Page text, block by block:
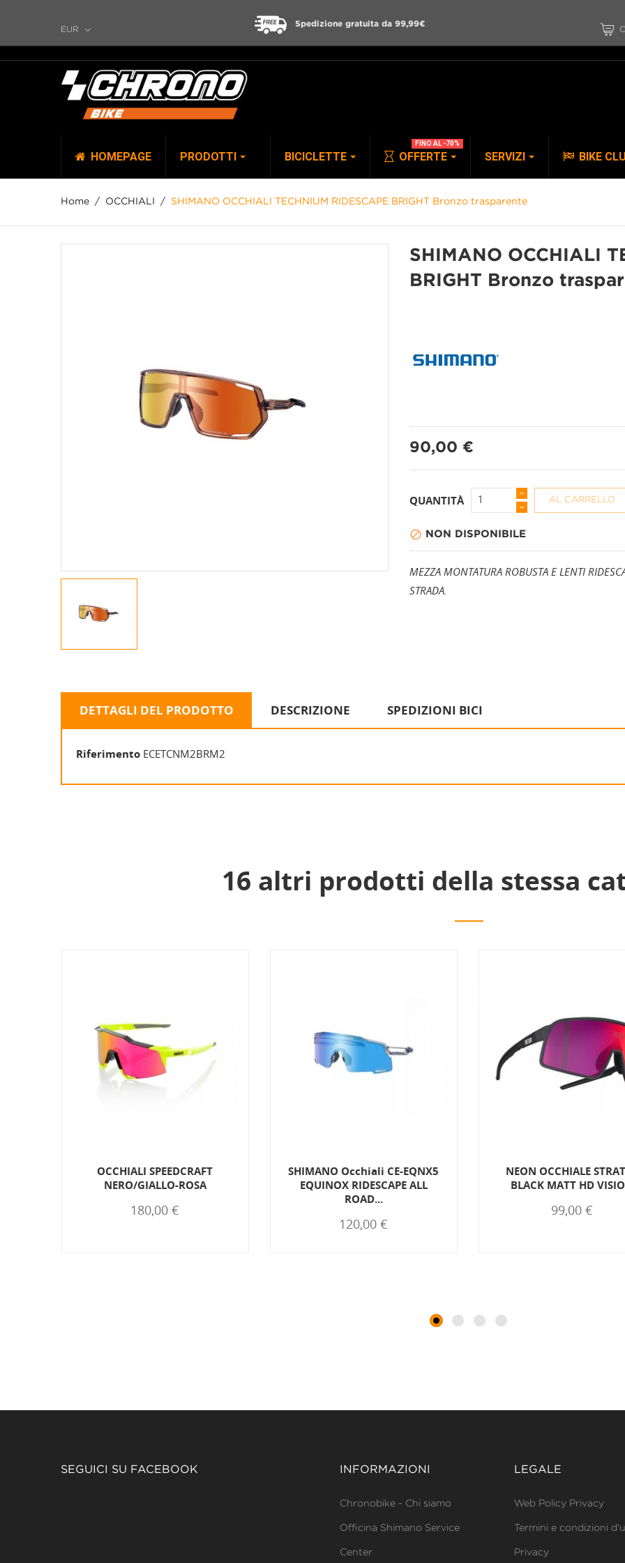
EUR
Spedizione gratuita da 99,99€
HOMEPAGE PRODOTTI
TOP
GIACCHE
MAGLIE A M. CORTE
PANTALONI
PANTALONI LUNGHI COPRISCARPE
GAMBALI
GUANTI
BICICLETTE OFFERTE
FINO AL -70%
SERVIZI BIKE
Home OCCHIALI SHIMANO OCCHIALI TECHNIUM RIDESCAPE BRIGHT Bronzo trasparente
SHIMANO OCCHIALI
BRIGHT Bronzo
90,00 €
QUANTITÀ AL CARRELLO
 NON DISPONIBILE
MEZZA MONTATURA ROBUSTA E LENTI
STRADA.
DETTAGLI DEL PRODOTTO DESCRIZIONE SPEDIZIONI BICI
Riferimento ECETCNM2BRM2
16 altri prodotti della stessa
OCCHIALI SPEEDCRAFT
NERO/GIALLO-ROSA
180,00 €
SHIMANO Occhiali CE-EQNX5
EQUINOX RIDESCAPE ALL
ROAD...
120,00 €
NEON OCCHIALE
BLACK MATT HD
99,00 €
SEGUICI SU FACEBOOK INFORMAZIONI
Chronobike - Chi siamo
Officina Shimano Service
Center
LEGALE
Web Policy Privacy
Termini e condizioni
Privacy